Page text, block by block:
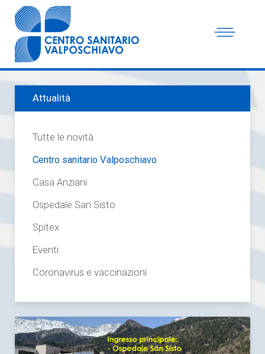
Attualità
Tutte le novità
Centro sanitario Valposchiavo
Casa Anziani
Ospedale San Sisto
Spitex
Eventi
Coronavirus e vaccinazioni